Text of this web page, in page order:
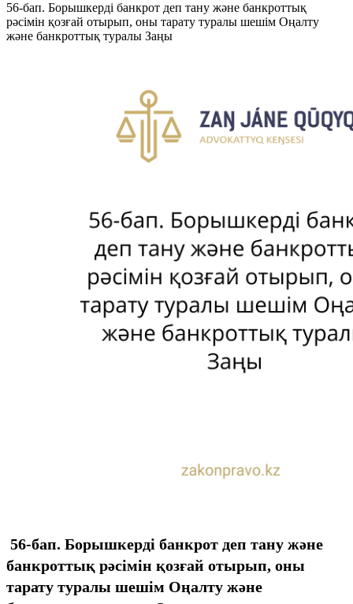
56-бап. Борышкердi банкрот деп тану және банкроттық
рәсімін қозғай отырып, оны тарату туралы шешiм Оңалту
және банкроттық туралы Заңы
56-бап. Борышкердi банкрот деп тану және
банкроттық рәсімін қозғай отырып, оны
тарату туралы шешiм Оңалту және